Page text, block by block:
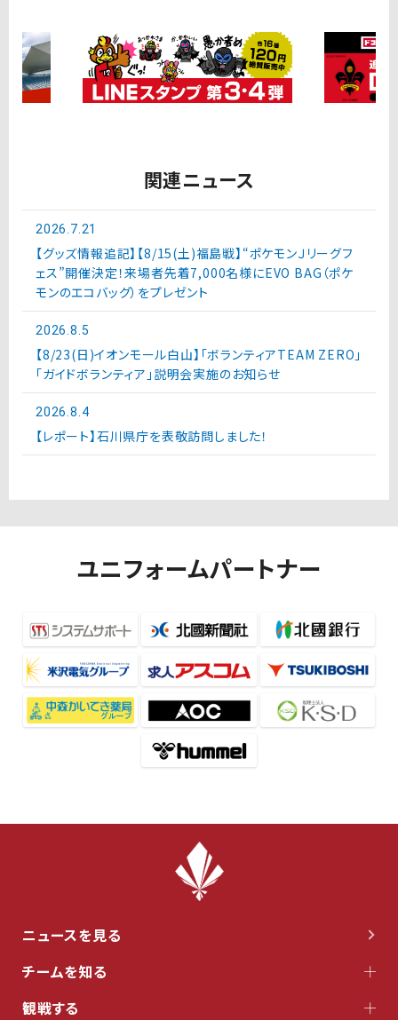
関連ニュース
2026.7.21
【グッズ情報追記】【8/15(土)福島戦】“ポケモンＪリーグフ
ェス”開催決定！来場者先着7,000名様にEVO BAG（ポケ
モンのエコバッグ）をプレゼント
2026.8.5
【8/23(日)イオンモール白山】「ボランティアTEAM ZERO」
「ガイドボランティア」説明会実施のお知らせ
2026.8.4
【レポート】石川県庁を表敬訪問しました！
ユニフォームパートナー
ニュースを見る
チームを知る
観戦する